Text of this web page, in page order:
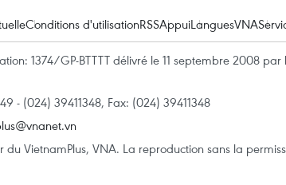
Conditions d'utilisationRSSAppuiLanguesVNA
1374/GP-BTTTT délivré le 11 septembre 2008
- (024) 39411348, Fax: (024) 39411348
VietnamPlus, VNA. La reproduction sans la